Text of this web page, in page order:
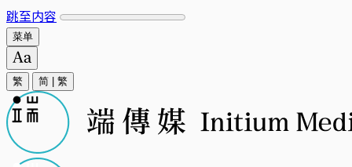
跳至内容
菜单
繁 简 繁